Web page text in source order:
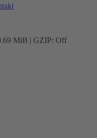
MiB | GZIP: Off